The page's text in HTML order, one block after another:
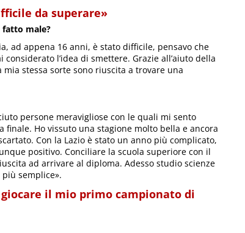
da superare»
fatto male?
ad appena 16 anni, è stato difficile, pensavo che
l’idea di smettere. Grazie all’aiuto della
stessa sorte sono riuscita a trovare una
persone meravigliose con le quali mi sento
Ho vissuto una stagione molto bella e ancora
Con la Lazio è stato un anno più complicato,
positivo. Conciliare la scuola superiore con il
ad arrivare al diploma. Adesso studio scienze
semplice».
il mio primo campionato di